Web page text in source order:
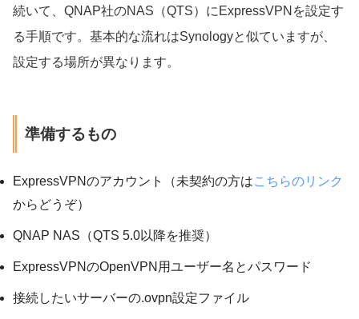
続いて、QNAP社のNAS（QTS）にExpressVPNを設定す
る手順です。基本的な流れはSynologyと似ていますが、
設定する場所が異なります。
準備するもの
ExpressVPNのアカウント（未契約の方はこちらのリンク
からどうぞ）
QNAP NAS（QTS 5.0以降を推奨）
ExpressVPNのOpenVPN用ユーザー名とパスワード
接続したいサーバーの.ovpn設定ファイル